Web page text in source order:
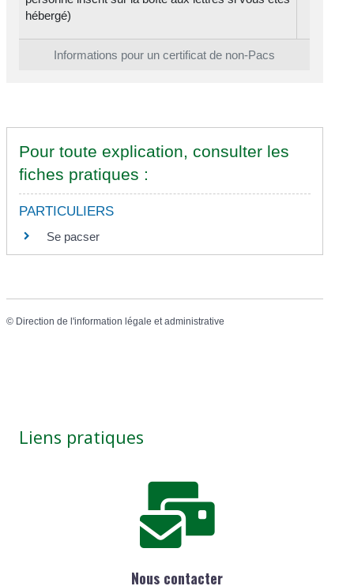
Informations pour un certificat de non-Pacs
hébergé)
Pour toute explication, consulter les
fiches pratiques :
PARTICULIERS
Se pacser
© Direction de l'information légale et administrative
Liens pratiques
Nous contacter